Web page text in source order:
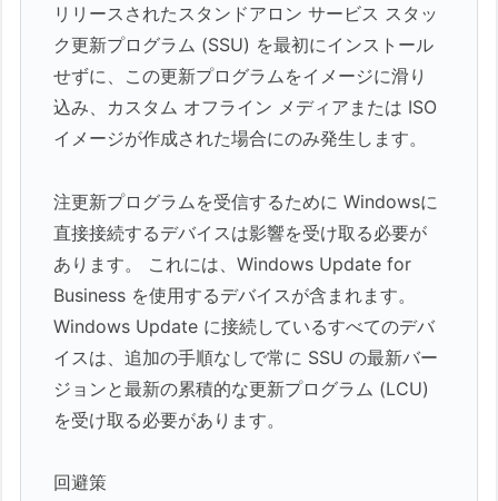
リリースされたスタンドアロン サービス スタッ
ク更新プログラム (SSU) を最初にインストール
せずに、この更新プログラムをイメージに滑り
込み、カスタム オフライン メディアまたは ISO
イメージが作成された場合にのみ発生します。
注更新プログラムを受信するために Windowsに
直接接続するデバイスは影響を受け取る必要が
あります。 これには、Windows Update for
Business を使用するデバイスが含まれます。
Windows Update に接続しているすべてのデバ
イスは、追加の手順なしで常に SSU の最新バー
ジョンと最新の累積的な更新プログラム (LCU)
を受け取る必要があります。
回避策